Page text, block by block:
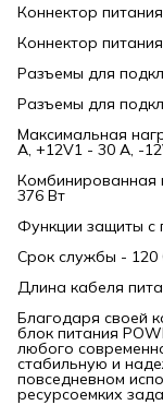
Коннектор
Коннектор
Разъемы для
Разъемы для
Максимальная
А, +12V1 - 30 А, -
Комбинированная
376 Вт
Функции защиты с
Срок службы - 120
Длина кабеля
Благодаря своей
блок питания
любого
стабильную и
повседневном
ресурсоемких